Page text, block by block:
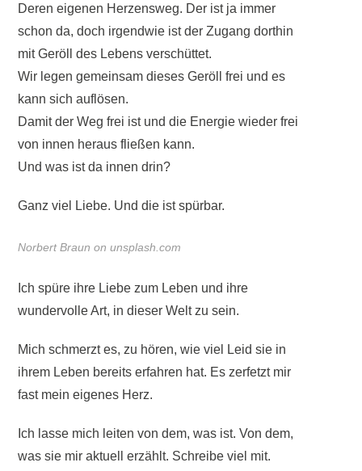
Deren eigenen Herzensweg. Der ist ja immer
schon da, doch irgendwie ist der Zugang dorthin
mit Geröll des Lebens verschüttet.
Wir legen gemeinsam dieses Geröll frei und es
kann sich auflösen.
Damit der Weg frei ist und die Energie wieder frei
von innen heraus fließen kann.
Und was ist da innen drin?
Ganz viel Liebe. Und die ist spürbar.
Norbert Braun on unsplash.com
Ich spüre ihre Liebe zum Leben und ihre
wundervolle Art, in dieser Welt zu sein.
Mich schmerzt es, zu hören, wie viel Leid sie in
ihrem Leben bereits erfahren hat. Es zerfetzt mir
fast mein eigenes Herz.
Ich lasse mich leiten von dem, was ist. Von dem,
was sie mir aktuell erzählt. Schreibe viel mit.